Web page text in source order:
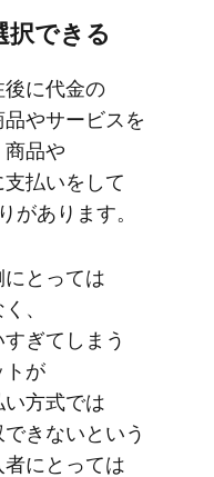
択できる
後に​代金の​
や​サービスを​
品や​
払いを​して​
が​あります。
とっては​
、​
ぎてしまう​
トが​
方​式では​
きないと​いう​
に​とっては​